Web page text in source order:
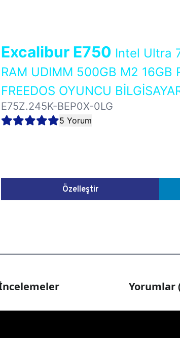
Excalibur E750 Intel Ultra
RAM UDIMM 500GB M2 16GB
FREEDOS OYUNCU
E75Z.245K-BEP0X-0LG
5 Yorum
Özelleştir
Yorumlar